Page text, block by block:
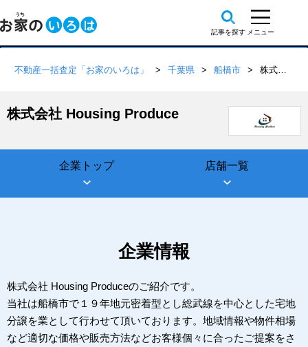
不動産一括査定「お家のいろは」 千葉県 船橋市 株式会社 Housing Produce
株式会社 Housing Produce
企業トップ 店舗一覧
企業情報
株式会社 Housing Produceのご紹介です。
当社は船橋市で１９年地元密着型とし総武線を中心とした宅地
分譲を業として行わせて頂いております。地域情報や物件相場
など適切な価格や販売方法などお客様個々に合ったご提案をさ